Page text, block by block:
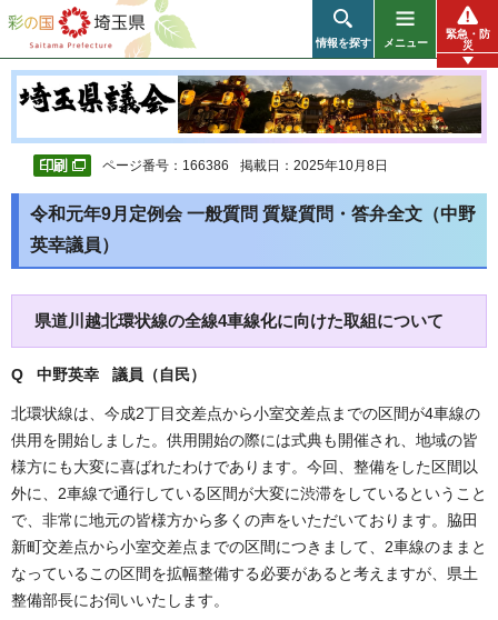
彩の国 埼玉県
情報を探す メニュー
緊急・防
災
ページ番号：166386 掲載日：2025年10月8日
令和元年9月定例会 一般質問 質疑質問・答弁全文（中野
英幸議員）
県道川越北環状線の全線4車線化に向けた取組について
Q 中野英幸 議員（自民）
北環状線は、今成2丁目交差点から小室交差点までの区間が4車線の
供用を開始しました。供用開始の際には式典も開催され、地域の皆
様方にも大変に喜ばれたわけであります。今回、整備をした区間以
外に、2車線で通行している区間が大変に渋滞をしているということ
で、非常に地元の皆様方から多くの声をいただいております。脇田
新町交差点から小室交差点までの区間につきまして、2車線のままと
なっているこの区間を拡幅整備する必要があると考えますが、県土
整備部長にお伺いいたします。